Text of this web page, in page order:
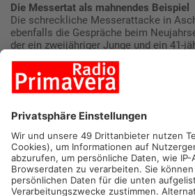
Die Messertat als mahnendes Beispiel
Die schreckliche Messerattacke in
ebenfalls die Gespräche beim
der ein zweijähriger Junge und ein 41-
verloren, sorgte für Entsetzen in der
des Empfangs nutzten die Gelegenheit,
auszudrücken und über die
diskutieren. Die Union sieht die
künftig zu verhindern.
Mehr zum Thema